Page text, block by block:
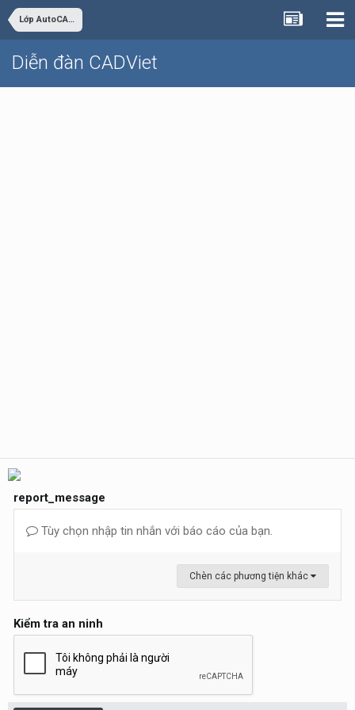
Lớp AutoCAD Cơ bản trực tuyến
Diễn đàn CADViet
report_message
Tùy chọn nhập tin nhắn với báo cáo của bạn.
Chèn các phương tiện khác
Kiểm tra an ninh